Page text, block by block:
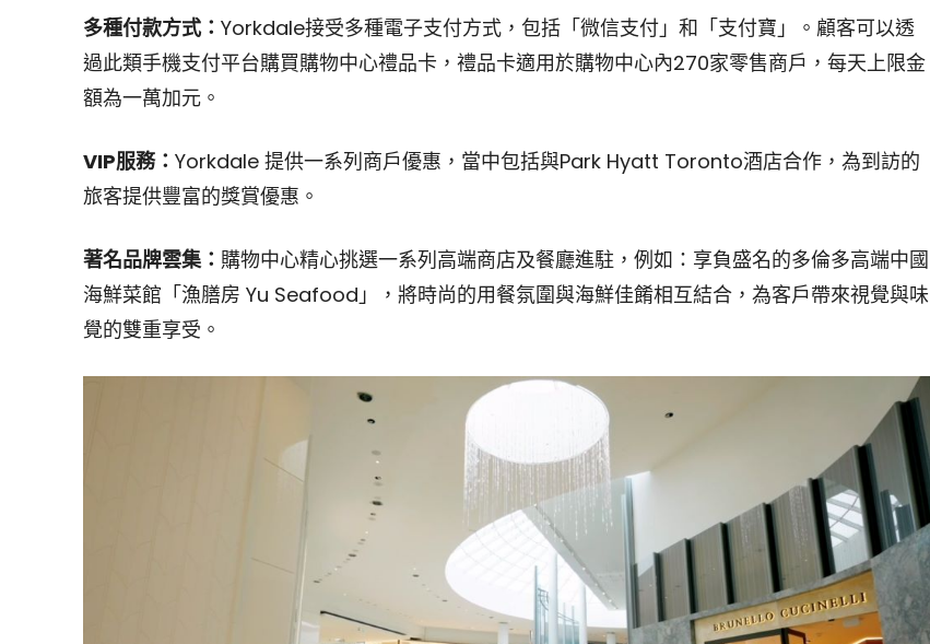
多種付款方式： Yorkdale接受多種電子支付方式，包括「微信支付」和「支付寶」。顧客可以透
過此類手機支付平台購買購物中心禮品卡，禮品卡適用於購物中心內270家零售商戶，每天上限金
額為一萬加元。
VIP服務： Yorkdale 提供一系列商戶優惠，當中包括與Park Hyatt Toronto酒店合作，為到訪的
旅客提供豐富的獎賞優惠。
著名品牌雲集： 購物中心精心挑選一系列高端商店及餐廳進駐，例如：享負盛名的多倫多高端中國
海鮮菜館「漁膳房 Yu Seafood」，將時尚的用餐氛圍與海鮮佳餚相互結合，為客戶帶來視覺與味
覺的雙重享受。